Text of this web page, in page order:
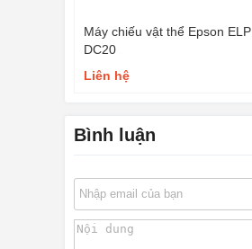
Máy chiếu vật thể Epson ELP
DC20
Liên hệ
Bình luận